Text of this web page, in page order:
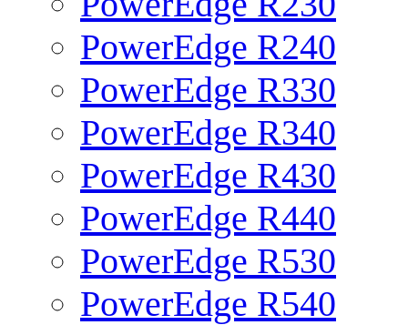
PowerEdge R240
PowerEdge R330
PowerEdge R340
PowerEdge R430
PowerEdge R440
PowerEdge R530
PowerEdge R540